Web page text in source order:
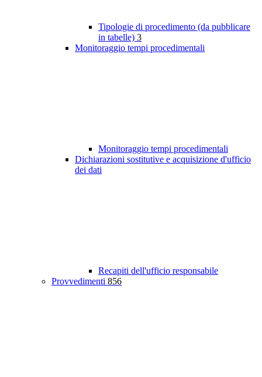
Tipologie di procedimento (da pubblicare
in tabelle) 3
Monitoraggio tempi procedimentali
Monitoraggio tempi procedimentali
Dichiarazioni sostitutive e acquisizione d'ufficio
dei dati
Recapiti dell'ufficio responsabile
Provvedimenti 856